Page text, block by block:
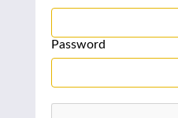
Password